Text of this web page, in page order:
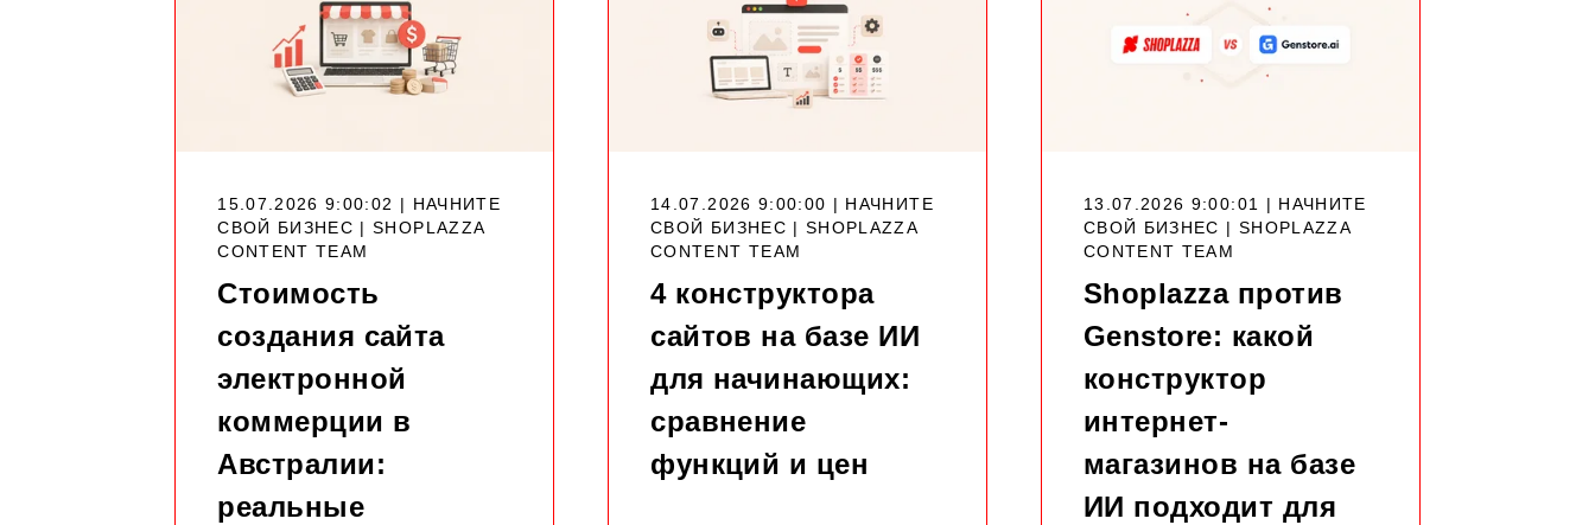
15.07.2026 9:00:02 | НАЧНИТЕ
СВОЙ БИЗНЕС |SHOPLAZZA
CONTENT TEAM
Стоимость
создания сайта
электронной
коммерции в
Австралии:
реальные
14.07.2026 9:00:00 | НАЧНИТЕ
СВОЙ БИЗНЕС | SHOPLAZZA
CONTENT TEAM
4 конструктора
сайтов на базе ИИ
для начинающих:
сравнение
функций и цен
13.07.2026 9:00:01 | НАЧНИТЕ
СВОЙ БИЗНЕС | SHOPLAZZA
CONTENT TEAM
Shoplazza против
Genstore: какой
конструктор
интернет-
магазинов на базе
ИИ подходит для